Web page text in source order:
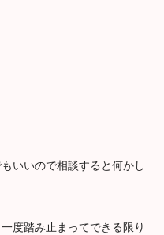
いいので相談すると何かし
度踏み止まってできる限り